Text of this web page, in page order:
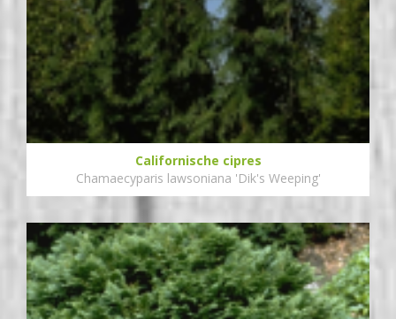
Californische cipres
Chamaecyparis lawsoniana 'Dik's Weeping'